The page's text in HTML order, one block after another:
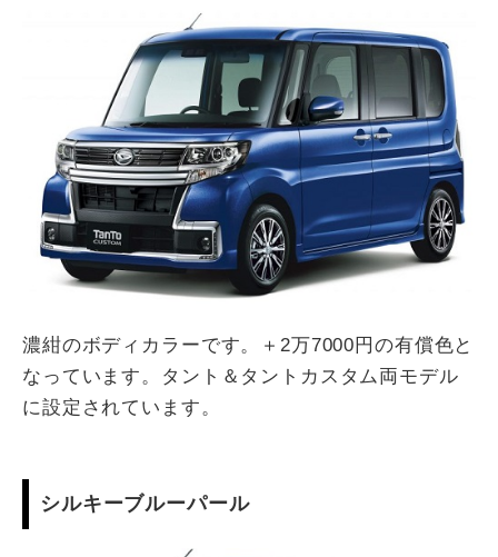
濃紺のボディカラーです。＋2万7000円の有償色と
なっています。タント＆タントカスタム両モデル
に設定されています。
シルキーブルーパール